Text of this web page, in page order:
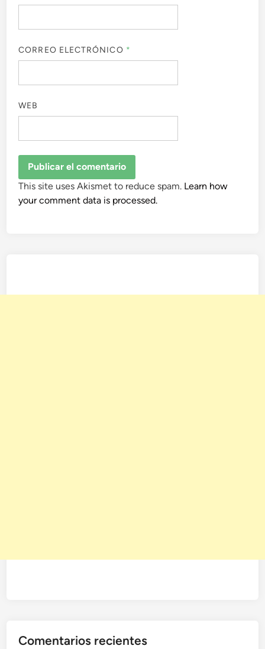
CORREO ELECTRÓNICO *
WEB
This site uses Akismet to reduce spam. Learn how
your comment data is processed.
Comentarios recientes